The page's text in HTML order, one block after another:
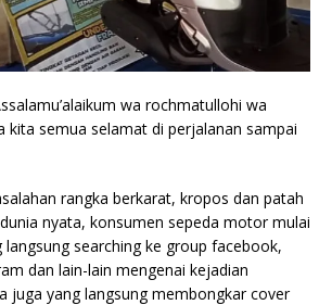
wa rochmatullohi wa
kita semua selamat di perjalanan sampai
rangka berkarat, kropos dan patah
nyata, konsumen sepeda motor mulai
langsung searching ke group facebook,
dan lain-lain mengenai kejadian
juga yang langsung membongkar cover